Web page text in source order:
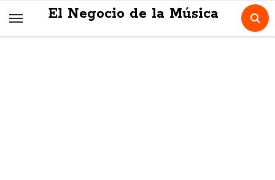
El Negocio de la Música